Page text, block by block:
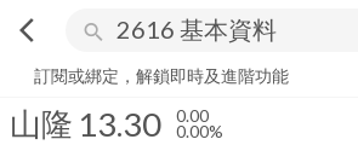
arrow_back_ios search
山隆 13.300.00%
訂閱或綁定，解鎖即時及進階功能
山隆 13.30 0.00
0.00%